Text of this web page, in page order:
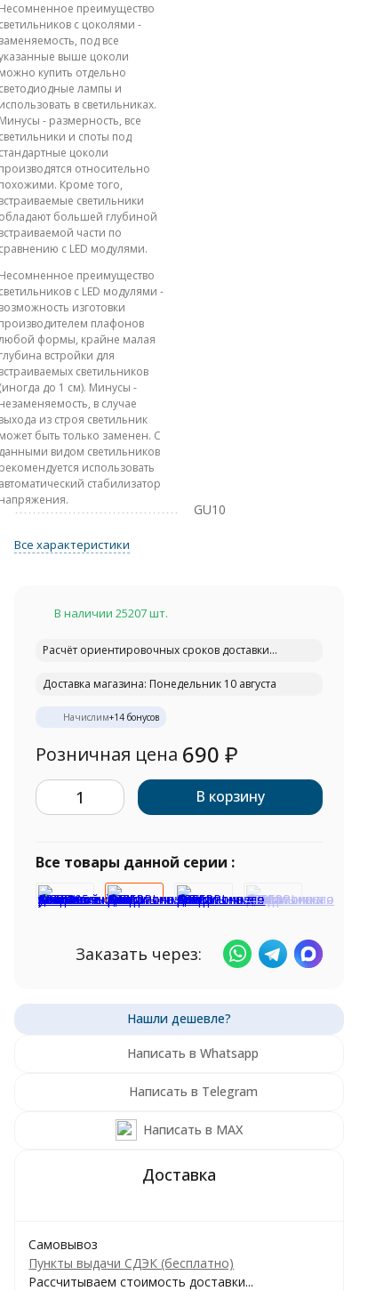
Несомненное преимущество
светильников с цоколями -
заменяемость, под все
выше цоколи
можно купить отдельно
светодиодные лампы и
использовать в светильниках.
Минусы - размерность, все
светильники и споты под
стандартные цоколи
производятся относительно
похожими. Кроме того,
встраиваемые светильники
обладают большей глубиной
встраиваемой части по
сравнению с LED модулями.
Несомненное преимущество
светильников с LED модулями -
возможность изготовки
производителем плафонов
формы, крайне малая
глубина встройки для
встраиваемых светильников
(иногда до 1 см). Минусы -
незаменяемость, в случае
выхода из строя светильник
может быть только заменен. С
данными видом светильников
рекомендуется использовать
автоматический стабилизатор
напряжения.
GU10
Все характеристики
В наличии 25207 шт.
Расчёт ориентировочных сроков доставки...
Доставка магазина: Понедельник 10 августа
Начислим+14 бонусов
Розничная цена 690₽
В корзину
Все товары данной серии :
Заказать через:
Написать в Whatsapp
Написать в Telegram
Написать в MAX
Самовывоз
Пункты выдачи СДЭК (бесплатно)
Рассчитываем стоимость доставки...